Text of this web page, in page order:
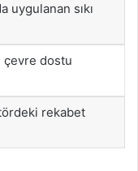
uygulanan sıkı
dostu
rekabet